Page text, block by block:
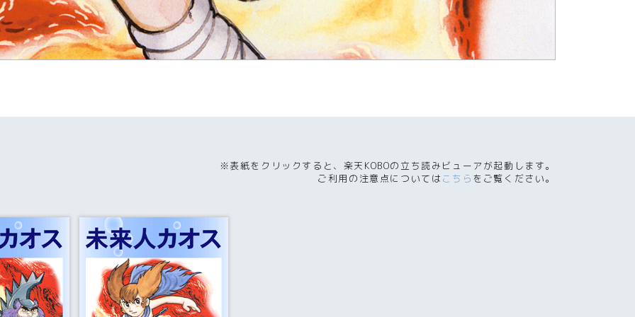
※表紙をクリックすると、楽天KOBOの立ち読みビューアが起動します。
ご利用の注意点については こちら をご覧ください。